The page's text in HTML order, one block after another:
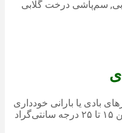
بادی یا بارانی خودداری
کنید. دمای مناسب برای اکثر سم‌ها بین ۱۵ تا ۲۵ درجه سانتی‌گراد